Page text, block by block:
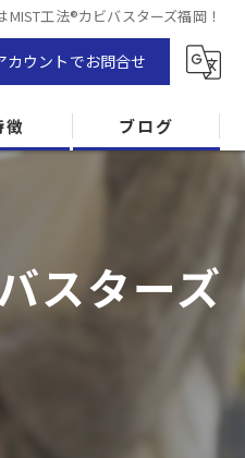
工法®カビバスターズ福岡！
カウントでお問合せ
徴 ブログ
スターズ